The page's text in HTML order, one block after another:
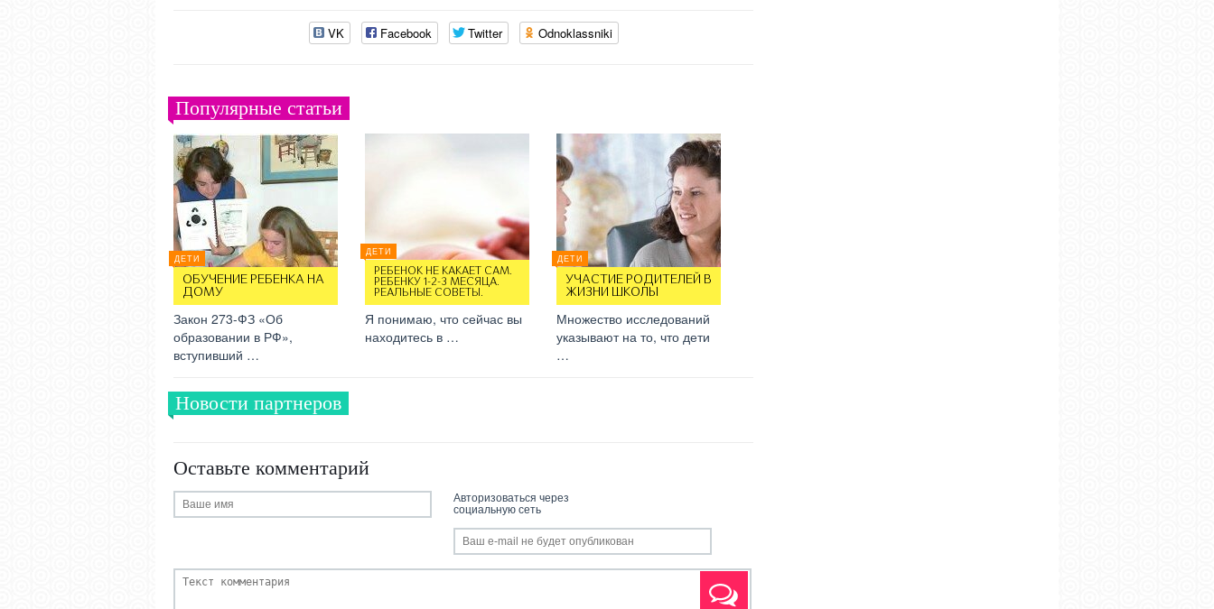
VK Facebook Twitter Odnoklassniki
Популярные статьи
ДЕТИ
ОБУЧЕНИЕ РЕБЕНКА НА
ДОМУ
Закон 273-ФЗ «Об
образовании в РФ»,
вступивший …
ДЕТИ
РЕБЕНОК НЕ КАКАЕТ САМ.
РЕБЕНКУ 1-2-3 МЕСЯЦА.
РЕАЛЬНЫЕ СОВЕТЫ.
Я понимаю, что сейчас вы
находитесь в …
ДЕТИ
УЧАСТИЕ РОДИТЕЛЕЙ В
ЖИЗНИ ШКОЛЫ
Множество исследований
указывают на то, что дети
…
Новости партнеров
Оставьте комментарий
Авторизоваться через
социальную сеть